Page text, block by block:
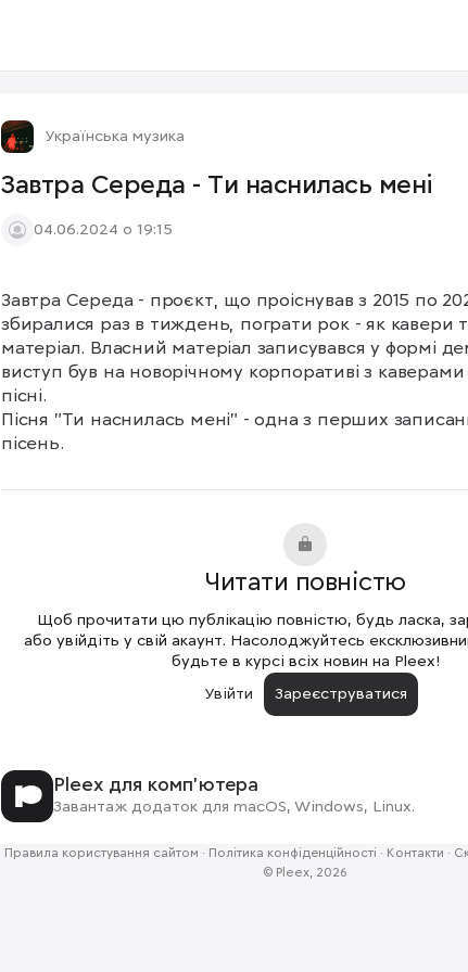
Українська музика
Завтра Середа - Ти наснилась мені
04.06.2024 о 19:15
Завтра Середа - проєкт, що проіснував з 2015 по
збиралися раз в тиждень, пограти рок - як кавери
матеріал. Власний матеріал записувався у формі
виступ був на новорічному корпоративі з каверами
пісні.
Пісня "Ти наснилась мені" - одна з перших
пісень.
Читати повністю
Щоб прочитати цю публікацію повністю, будь ласка,
або увійдіть у свій акаунт. Насолоджуйтесь
будьте в курсі всіх новин на Pleex!
Увійти
Зареєструватися
Pleex для комп'ютера
Завантаж додаток для macOS, Windows, Linux.
Правила користування сайтом · Політика конфіденційності · Контакти ·
© Pleex, 2026